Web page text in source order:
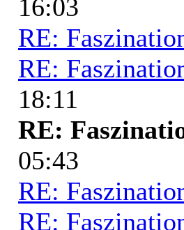
16:03
RE:
RE:
18:11
RE:
05:43
RE:
RE: